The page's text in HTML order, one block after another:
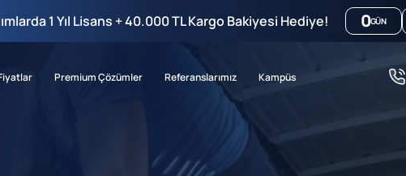
1 Yıl Lisans + 40.000 TL Kargo Bakiyesi Hediye! 0GÜN
Premium Çözümler Referanslarımız Kampüs